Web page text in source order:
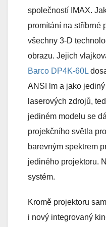
společností IMAX.
promítání na stříbrné
všechny 3-D
obrazu. Jejich
Barco DP4K-60L
ANSI lm a jako
laserových zdrojů,
jediném modelu se
projekčního světla
barevným spektrem
jediného projektoru.
systém.
Kromě projektoru
i nový integrovaný